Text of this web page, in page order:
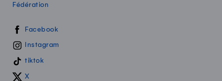
Fédération
Swissmilk sur les réseaux sociaux
Facebook
Instagram
tiktok
X